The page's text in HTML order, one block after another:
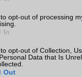
opt-out of processing
In
opt-out of Collection,
Data that Is
Out